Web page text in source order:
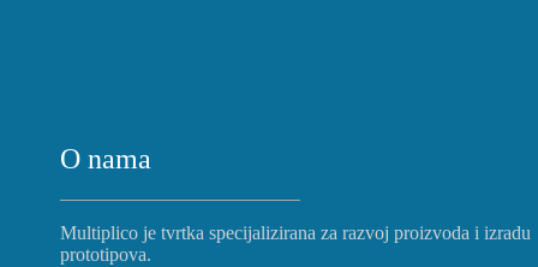
O nama
Multiplico je tvrtka specijalizirana za razvoj proizvoda i izradu
prototipova.